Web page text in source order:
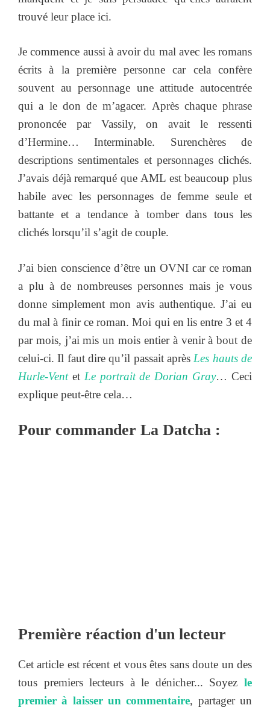
trouvé leur place ici.
Je commence aussi à avoir du mal avec les romans
écrits à la première personne car cela confère
souvent au personnage une attitude autocentrée
qui a le don de m’agacer. Après chaque phrase
prononcée par Vassily, on avait le ressenti
d’Hermine… Interminable. Surenchères de
descriptions sentimentales et personnages clichés.
J’avais déjà remarqué que AML est beaucoup plus
habile avec les personnages de femme seule et
battante et a tendance à tomber dans tous les
clichés lorsqu’il s’agit de couple.
J’ai bien conscience d’être un OVNI car ce roman
a plu à de nombreuses personnes mais je vous
donne simplement mon avis authentique. J’ai eu
du mal à finir ce roman. Moi qui en lis entre 3 et 4
par mois, j’ai mis un mois entier à venir à bout de
celui-ci. Il faut dire qu’il passait après Les hauts de
Hurle-Ventet Le portrait de Dorian Gray… Ceci
explique peut-être cela…
Pour commander La Datcha :
Première réaction d'un lecteur
Cet article est récent et vous êtes sans doute un des
tous premiers lecteurs à le dénicher... Soyez le
premier à laisser un commentaire, partager un